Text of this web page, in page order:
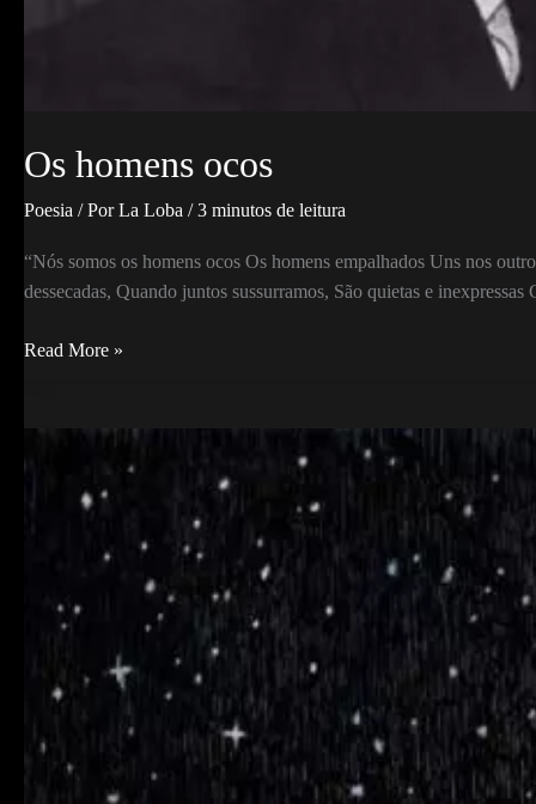
Os homens ocos
Poesia / PorLa Loba /3 minutos de leitura
“Nós somos os homens ocos Os homens empalhados Uns nos
dessecadas, Quando juntos sussurramos, São quietas e
Os
Read More »